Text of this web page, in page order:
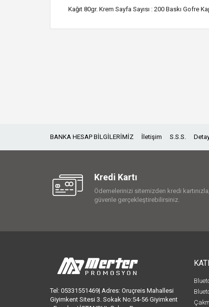
Kağıt 80gr. Krem Sayfa Sayısı : 200 Baskı Gofre
BANKA HESAP BİLGİLERİMİZ İletişim S.S.S.
Kredi Kartı
Ödemelerinizi sitemizden kredi kartınızla,
güvenle gerçekleştirebilirsiniz.
Tel: 05331551469| Adres: Oruçreis Mahallesi
Giyimkent Sitesi 3. Sokak No:54-56 Giyimkent